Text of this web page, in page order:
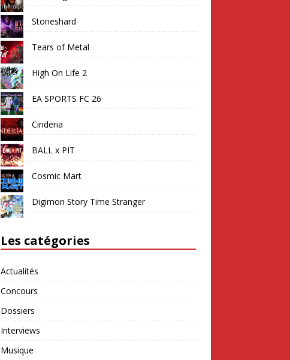
Stoneshard
Tears of Metal
High On Life 2
EA SPORTS FC 26
Cinderia
BALL x PIT
Cosmic Mart
Digimon Story Time Stranger
Les catégories
Actualités
Concours
Dossiers
Interviews
Musique